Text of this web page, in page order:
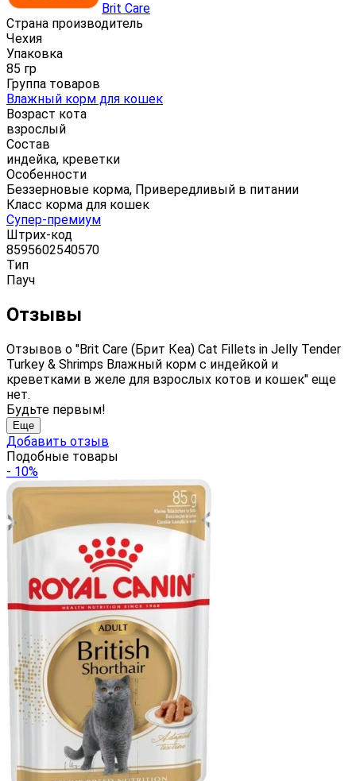
Brit Care
Страна производитель
Чехия
Упаковка
85 гр
Группа товаров
Влажный корм для кошек
Возраст кота
взрослый
Состав
индейка, креветки
Особенности
Беззерновые корма, Привередливый в питании
Класс корма для кошек
Супер-премиум
Штрих-код
8595602540570
Тип
Пауч
Отзывы
Отзывов о "Brit Care (Брит Кеа) Cat Fillets in Jelly Tender
Turkey & Shrimps Влажный корм с индейкой и
креветками в желе для взрослых котов и кошек" еще
нет.
Будьте первым!
Еще
Добавить отзыв
Подобные товары
- 10%